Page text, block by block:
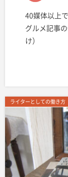
40媒体以上
グルメ記事
け）
ライターとしての働き方